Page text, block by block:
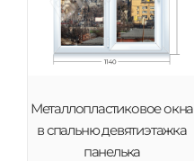
Металлопластиковое окна
в спальню девятиэтажка
панелька